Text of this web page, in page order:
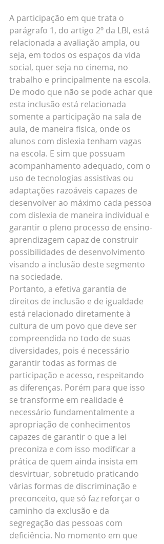
A participação em que trata o
parágrafo 1, do artigo 2º da LBI, está
relacionada a avaliação ampla, ou
seja, em todos os espaços da vida
social, quer seja no cinema, no
trabalho e principalmente na escola.
De modo que não se pode achar que
esta inclusão está relacionada
somente a participação na sala de
aula, de maneira física, onde os
alunos com dislexia tenham vagas
na escola. E sim que possuam
acompanhamento adequado, com o
uso de tecnologias assistivas ou
adaptações razoáveis capazes de
desenvolver ao máximo cada pessoa
com dislexia de maneira individual e
garantir o pleno processo de ensino-
aprendizagem capaz de construir
possibilidades de desenvolvimento
visando a inclusão deste segmento
na sociedade.
Portanto, a efetiva garantia de
direitos de inclusão e de igualdade
está relacionado diretamente à
cultura de um povo que deve ser
compreendida no todo de suas
diversidades, pois é necessário
garantir todas as formas de
participação e acesso, respeitando
as diferenças. Porém para que isso
se transforme em realidade é
necessário fundamentalmente a
apropriação de conhecimentos
capazes de garantir o que a lei
preconiza e com isso modificar a
prática de quem ainda insista em
desvirtuar, sobretudo praticando
várias formas de discriminação e
preconceito, que só faz reforçar o
caminho da exclusão e da
segregação das pessoas com
deficiência. No momento em que